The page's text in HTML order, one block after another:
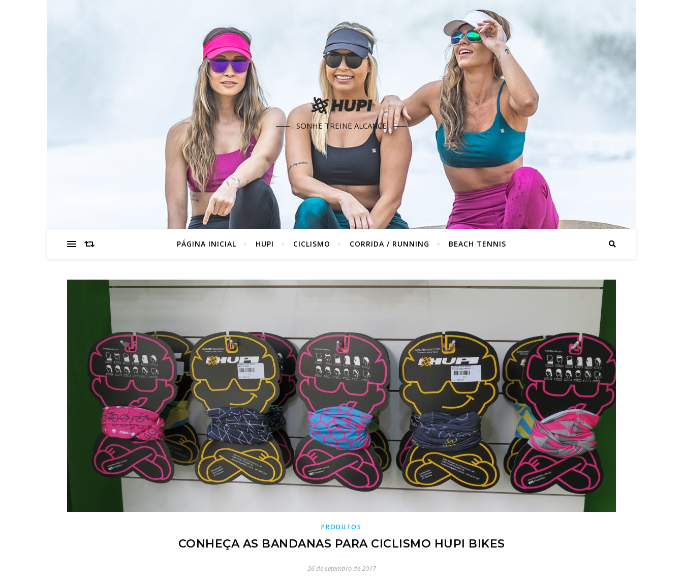
SONHE TREINE ALCANCE
PÁGINA INICIAL HUPI CICLISMO CORRIDA / RUNNING BEACH TENNIS
PRODUTOS
CONHEÇA AS BANDANAS PARA CICLISMO HUPI BIKES
26 de setembro de 2017